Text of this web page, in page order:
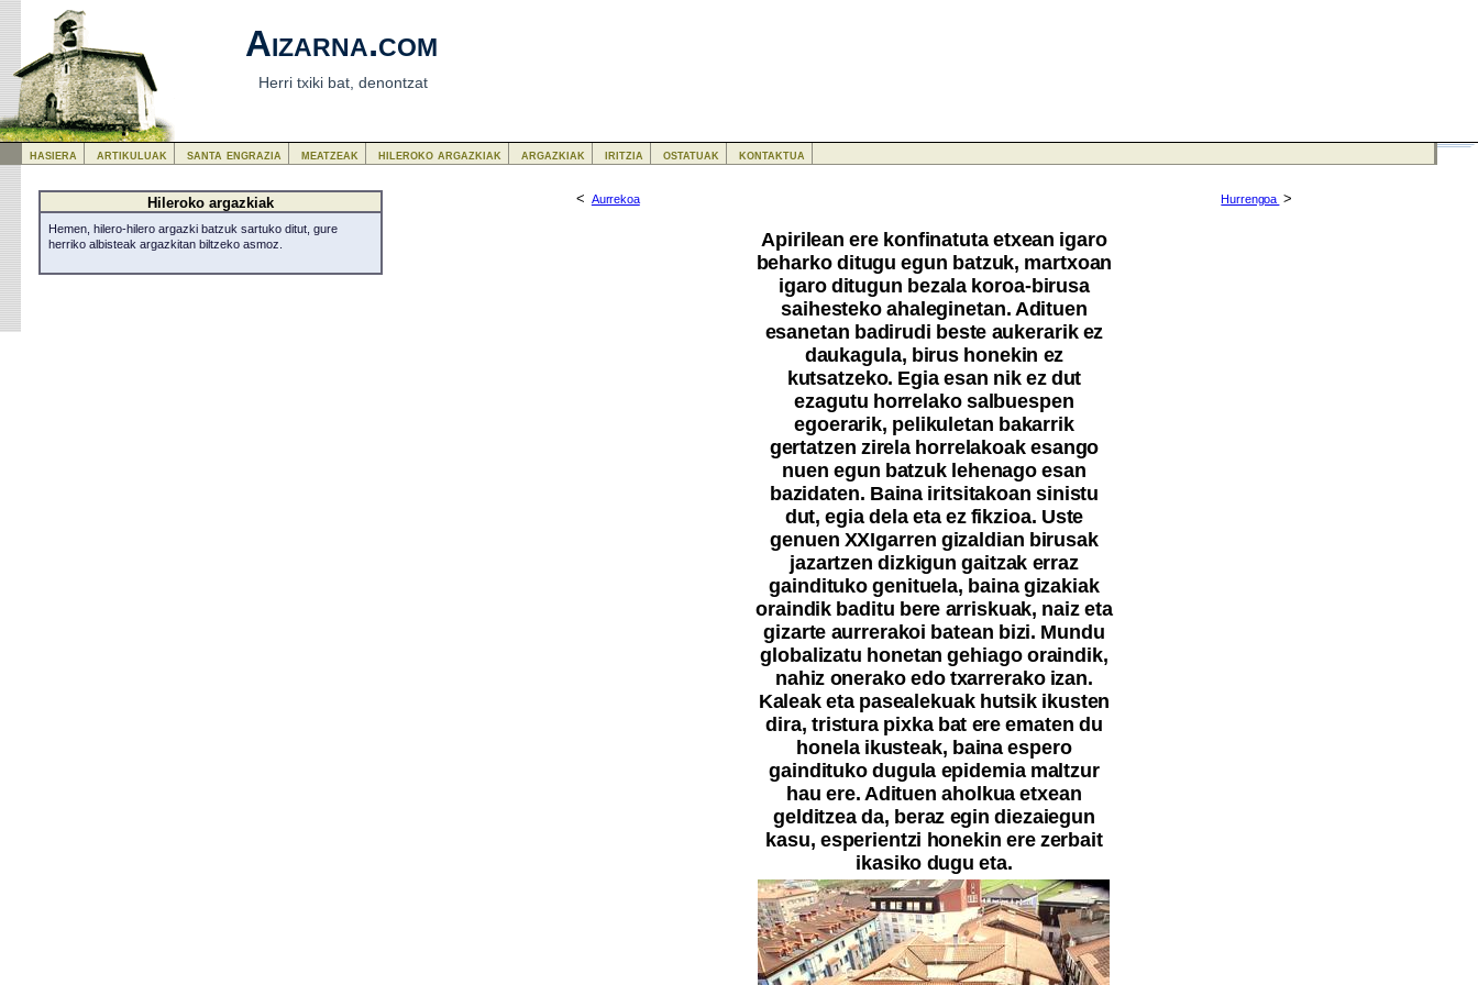
Aizarna.com
Herri txiki bat, denontzat
< Aurrekoa
Apirilean ere konfinatuta etxean igaro
beharko ditugu egun batzuk, martxoan
igaro ditugun bezala koroa-birusa
saihesteko ahaleginetan. Adituen
esanetan badirudi beste aukerarik ez
daukagula, birus honekin ez
kutsatzeko. Egia esan nik ez dut
ezagutu horrelako salbuespen
egoerarik, pelikuletan bakarrik
gertatzen zirela horrelakoak esango
nuen egun batzuk lehenago esan
bazidaten. Baina iritsitakoan sinistu
dut, egia dela eta ez fikzioa. Uste
genuen XXIgarren gizaldian birusak
jazartzen dizkigun gaitzak erraz
gaindituko genituela, baina gizakiak
oraindik baditu bere arriskuak, naiz eta
gizarte aurrerakoi batean bizi. Mundu
globalizatu honetan gehiago oraindik,
nahiz onerako edo txarrerako izan.
Kaleak eta pasealekuak hutsik ikusten
dira, tristura pixka bat ere ematen du
honela ikusteak, baina espero
gaindituko dugula epidemia maltzur
hau ere. Adituen aholkua etxean
gelditzea da, beraz egin diezaiegun
kasu, esperientzi honekin ere zerbait
ikasiko dugu eta.
Hurrengoa >
Hileroko argazkiak
Hemen, hilero-hilero argazki batzuk sartuko ditut, gure
herriko albisteak argazkitan biltzeko asmoz.
hasiera artikuluak santa engrazia meatzeak hileroko argazkiak argazkiak iritzia ostatuak kontaktua